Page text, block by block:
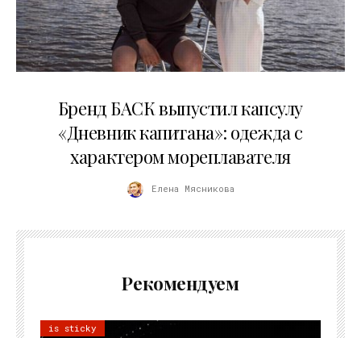
Бренд БАСК выпустил капсулу
«Дневник капитана»: одежда с
характером мореплавателя
Елена Мясникова
Рекомендуем
is sticky